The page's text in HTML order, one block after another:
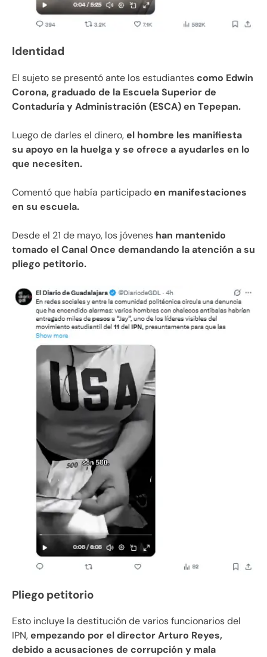
Identidad
El sujeto se presentó ante los estudiantescomo Edwin
Corona, graduado de la Escuela Superior de
Contaduría y Administración (ESCA) en Tepepan.
Luego de darles el dinero,el hombre les manifiesta
su apoyo en la huelga y se ofrece a ayudarles en lo
que necesiten.
Comentó que había participadoen manifestaciones
en su escuela.
Desde el 21 de mayo, los jóvenes han mantenido
tomado el Canal Once demandando la atención a su
pliego petitorio.
Pliego petitorio
Esto incluye la destitución de varios funcionarios del
IPN,empezando por el director Arturo Reyes,
debido a acusaciones de corrupción y mala